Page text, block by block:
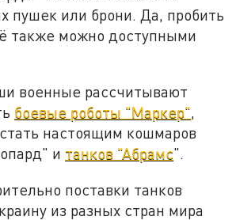
пушек или брони. Да, пробить
также можно доступными
военные рассчитывают
боевые роботы "Маркер",
настоящим кошмаров
и танков "Абрамс".
поставки танков
из разных стран мира